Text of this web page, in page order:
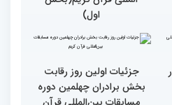
نوبت اجرای شرکت‌کنندگان
مسابقات بین‌المللی قرآن در
بخش خواهران اعلام شد